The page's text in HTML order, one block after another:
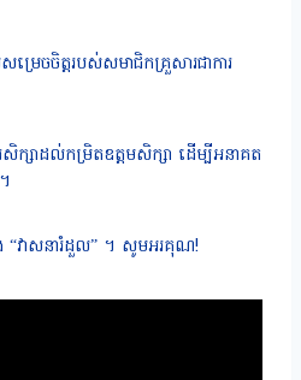
ម្រេចចិត្តរបស់សមាជិកគ្រួសារជាការ
ក្សាដល់កម្រិតឧត្តមសិក្សា ដើម្បីអនាគត
“វាសនារំដួល” ។ សូមអរគុណ!